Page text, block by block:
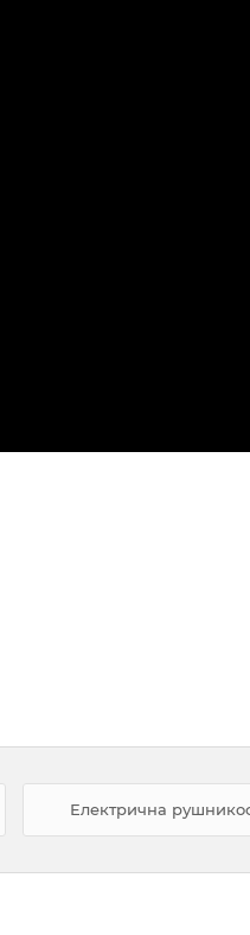
Електрична